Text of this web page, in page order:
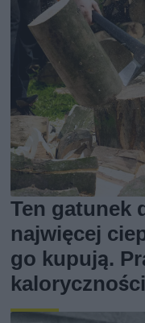
Ten gatunek
najwięcej
go kupują.
kaloryczności